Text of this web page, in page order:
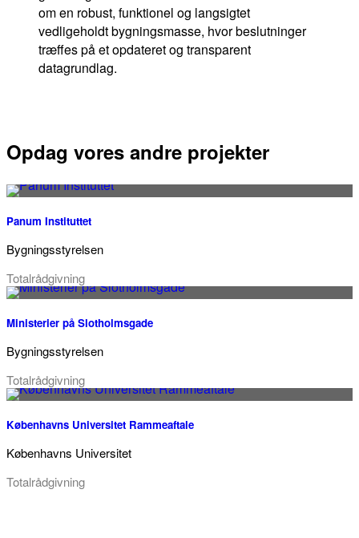
om en robust, funktionel og langsigtet
vedligeholdt bygningsmasse, hvor beslutninger
træffes på et opdateret og transparent
datagrundlag.
Opdag vores andre projekter
Panum Instituttet
Bygningsstyrelsen
Totalrådgivning
Ministerier på Slotholmsgade
Bygningsstyrelsen
Totalrådgivning
Københavns Universitet Rammeaftale
Københavns Universitet
Totalrådgivning